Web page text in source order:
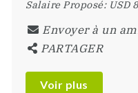
Salaire Proposé: USD
Envoyer à un
PARTAGER
Voir plus